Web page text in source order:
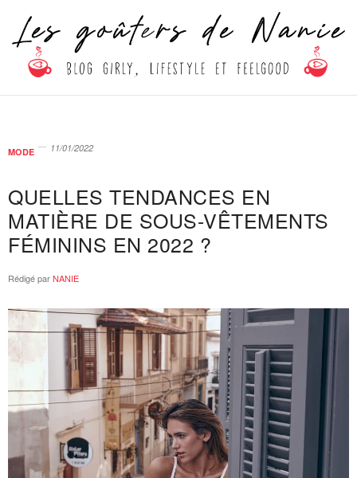
MODE 11/01/2022
QUELLES TENDANCES EN
MATIÈRE DE SOUS-VÊTEMENTS
FÉMININS EN 2022 ?
Rédigé parNANIE